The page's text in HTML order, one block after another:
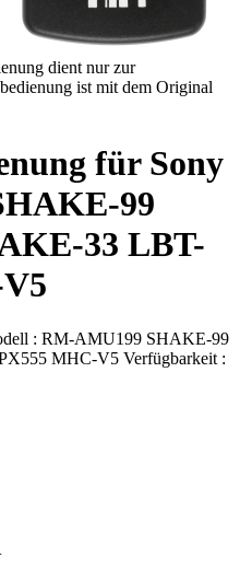
dient nur zur
ist mit dem Original
für Sony
99
33 LBT-
: RM-AMU199 SHAKE-99
MHC-V5 Verfügbarkeit :